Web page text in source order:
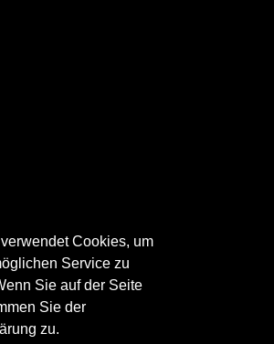
Cookies, um
Service zu
Sie auf der Seite
Sie der
zu.